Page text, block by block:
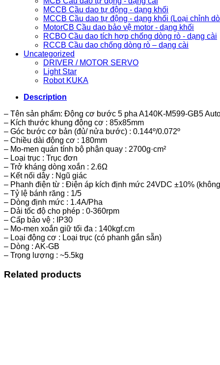
MCCB Cầu dao tự động - dạng khối
MCCB Cầu dao tự động - dạng khối (Loại chỉnh
MotorCB Cầu dao bảo vệ motor - dạng khối
RCBO Cầu dao tích hợp chống dòng rò - dạng cài
RCCB Cầu dao chống dòng rò – dạng cài
Uncategorized
DRIVER / MOTOR SERVO
Light Star
Robot KUKA
Description
– Tên sản phẩm: Động cơ bước 5 pha A140K-M599-GB5
– Kích thước khung động cơ : 85x85mm
– Góc bước cơ bản (đủ/ nửa bước) : 0.144º/0.072º
– Chiều dài động cơ : 180mm
– Mo-men quán tính bộ phận quay : 2700g·cm²
– Loại trục : Trục đơn
– Trở kháng dòng xoắn : 2.6Ω
– Kết nối dây : Ngũ giác
– Phanh điện từ : Điện áp kích định mức 24VDC ±10%
– Tỷ lệ bánh răng : 1/5
– Dòng định mức : 1.4A/Pha
– Dải tốc độ cho phép : 0-360rpm
– Cấp bảo vệ : IP30
– Mo-men xoắn giữ tối đa : 140kgf.cm
– Loại động cơ : Loại trục (có phanh gắn sẵn)
– Dòng : AK-GB
– Trọng lượng : ~5.5kg
Related products